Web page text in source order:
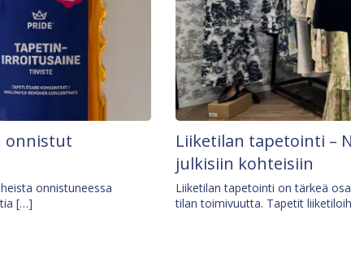
onnistut
onnistuneessa
[…]
Liiketilan tapetointi –
julkisiin kohteisiin
Liiketilan tapetointi on tärkeä
tilan toimivuutta. Tapetit